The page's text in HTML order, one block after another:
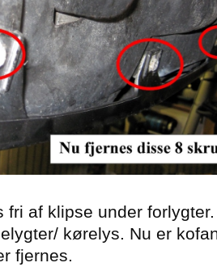
af klipse under
kørelys. Nu er
fjernes.